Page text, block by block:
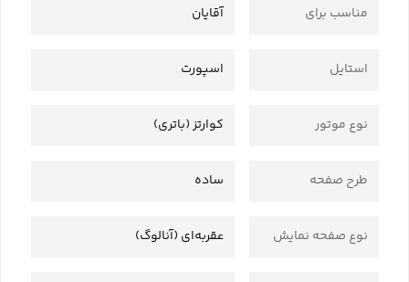
مناسب برای آقایان
استایل اسپورت
نوع موتور کوارتز (باتری)
طرح صفحه ساده
نوع صفحه نمایش عقربه‌ای (آنالوگ)